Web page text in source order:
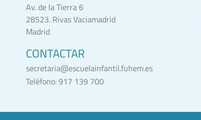
Av. de la Tierra 6
28523. Rivas Vaciamadrid
Madrid
CONTACTAR
secretaria@escuelainfantil.fuhem.es
Teléfono:917 139 700